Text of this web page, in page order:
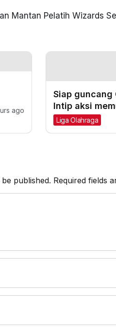
Mantan Pelatih Wizards
ago
Siap guncang
Intip aksi
AC Milan di
Liga Olahraga
published. Required fields